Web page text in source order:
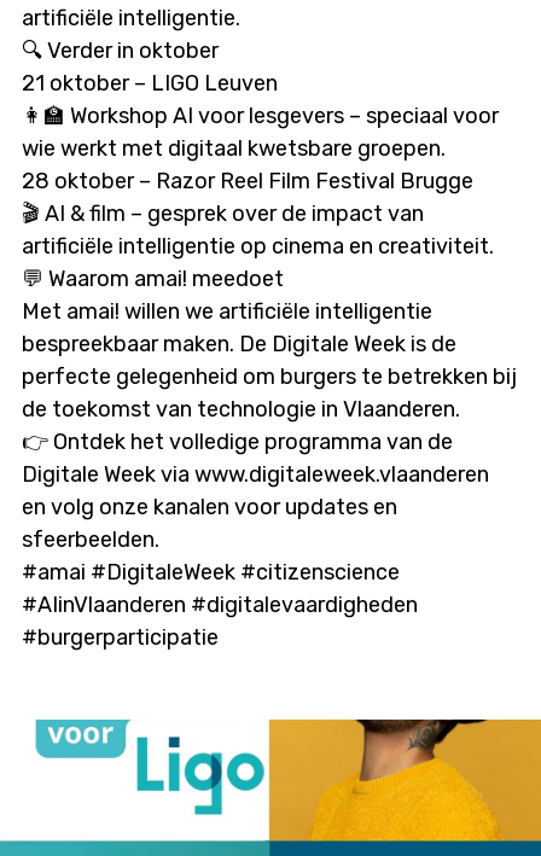
artificiële intelligentie.
🔍 Verder in oktober
21 oktober – LIGO Leuven
👩‍🏫 Workshop AI voor lesgevers – speciaal voor
wie werkt met digitaal kwetsbare groepen.
28 oktober – Razor Reel Film Festival Brugge
🎬 AI & film – gesprek over de impact van
artificiële intelligentie op cinema en creativiteit.
💬 Waarom amai! meedoet
Met amai! willen we artificiële intelligentie
bespreekbaar maken. De Digitale Week is de
perfecte gelegenheid om burgers te betrekken bij
de toekomst van technologie in Vlaanderen.
👉 Ontdek het volledige programma van de
Digitale Week via www.digitaleweek.vlaanderen
en volg onze kanalen voor updates en
sfeerbeelden.
#amai #DigitaleWeek #citizenscience
#AIinVlaanderen #digitalevaardigheden
#burgerparticipatie